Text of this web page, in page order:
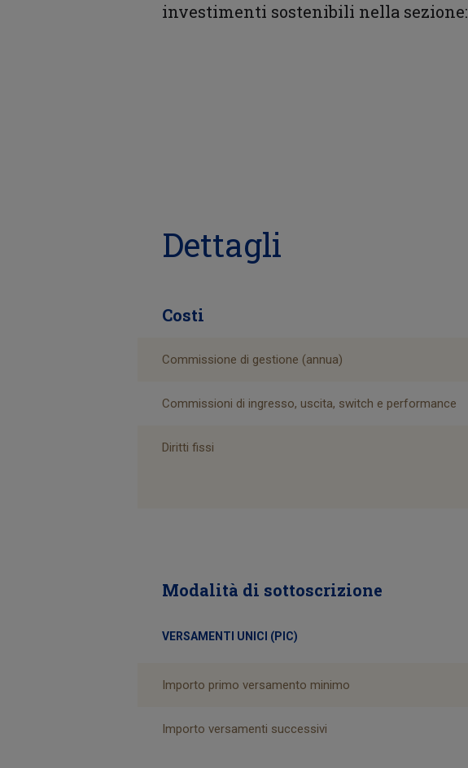
investimenti sostenibili nella sezione:
Dettagli
Costi
Commissione di gestione (annua)
Commissioni di ingresso, uscita, switch e performance
Diritti fissi
Modalità di sottoscrizione
VERSAMENTI UNICI (PIC)
Importo primo versamento minimo
Importo versamenti successivi